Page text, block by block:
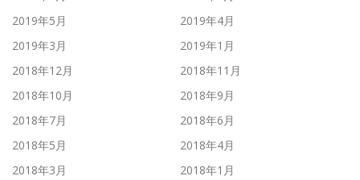
2019年5月
2019年4月
2019年3月
2019年1月
2018年12月
2018年11月
2018年10月
2018年9月
2018年7月
2018年6月
2018年5月
2018年4月
2018年3月
2018年1月